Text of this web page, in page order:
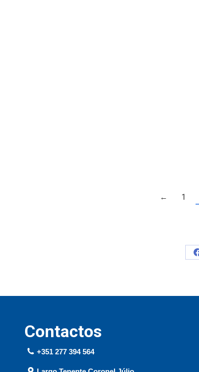
← 1
Contactos
+351 277 394 564